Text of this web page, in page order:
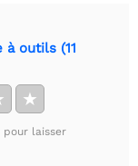
à outils (11
★
pour laisser